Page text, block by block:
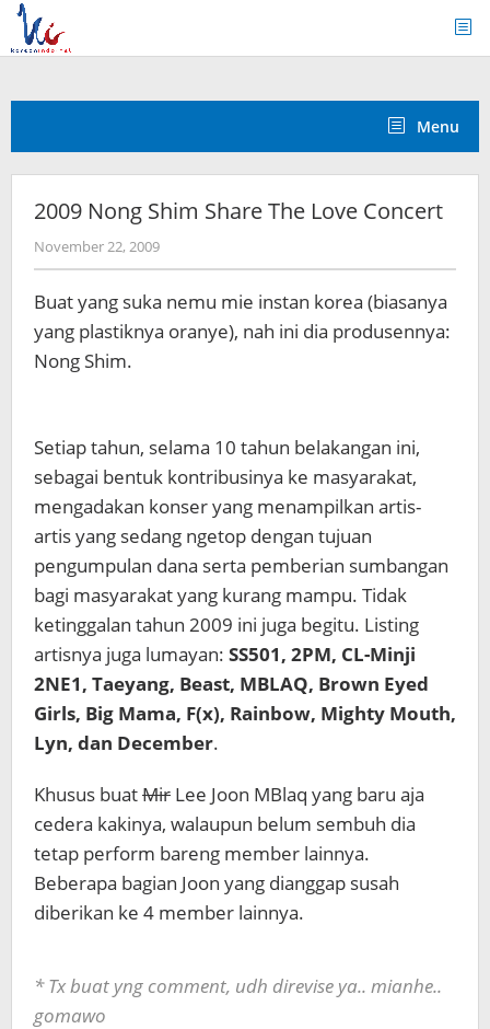
Skip
content
Menu
2009 Nong Shim Share The Love Concert
November 22, 2009by
Koreanindo
Buat yang suka nemu mie instan korea (biasanya
yang plastiknya oranye), nah ini dia produsennya:
Nong Shim.
Setiap tahun, selama 10 tahun belakangan ini,
sebagai bentuk kontribusinya ke masyarakat,
mengadakan konser yang menampilkan artis-
artis yang sedang ngetop dengan tujuan
pengumpulan dana serta pemberian sumbangan
bagi masyarakat yang kurang mampu. Tidak
ketinggalan tahun 2009 ini juga begitu. Listing
artisnya juga lumayan: SS501, 2PM, CL-Minji
2NE1, Taeyang, Beast, MBLAQ, Brown Eyed
Girls, Big Mama, F(x), Rainbow, Mighty Mouth,
Lyn, dan December.
Khusus buatMir Lee Joon MBlaq yang baru aja
cedera kakinya, walaupun belum sembuh dia
tetap perform bareng member lainnya.
Beberapa bagian Joon yang dianggap susah
diberikan ke 4 member lainnya.
* Tx buat yng comment, udh direvise ya.. mianhe..
gomawo